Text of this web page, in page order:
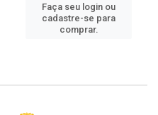
Faça seu login ou
cadastre-se para
comprar.